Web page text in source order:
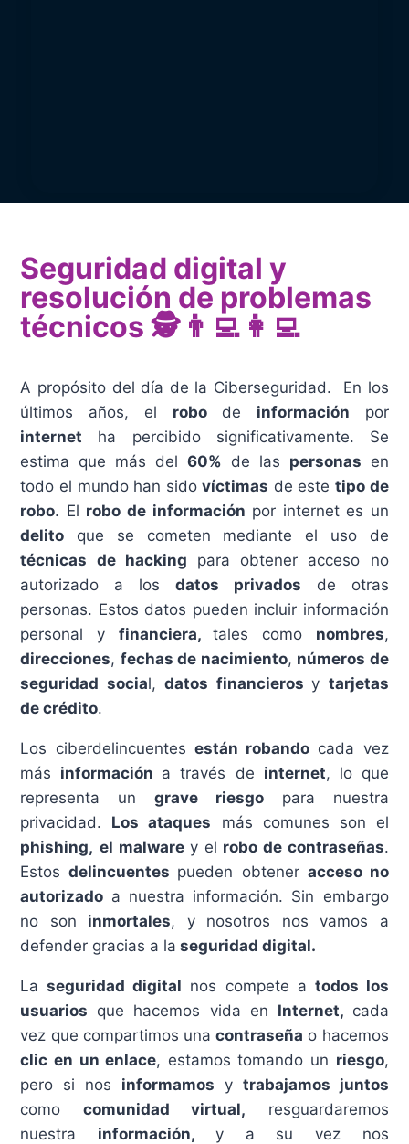
Seguridad digital y
resolución de problemas
técnicos 🕵️ 👨‍💻 👩‍💻
A propósito del día de la Ciberseguridad. En los
últimos años, el robode información por
internet ha percibido significativamente. Se
estima que más del 60% de las personas en
todo el mundo han sidovíctimas de estetipo de
robo. El robo de información por internet es un
delito que se cometen mediante el uso de
técnicas de hacking para obtener acceso no
autorizado a los datos privados de otras
personas. Estos datos pueden incluir información
personal y financiera,tales como nombres,
direcciones, fechas de nacimiento, números de
seguridad social,datos financierosy tarjetas
de crédito.
Los ciberdelincuentes están robando cada vez
más información a través de internet, lo que
representa ungrave riesgopara nuestra
privacidad. Los ataques más comunes son el
phishing, el malwarey el robo de contraseñas.
Estosdelincuentes pueden obtener acceso no
autorizado a nuestra información. Sin embargo
no son inmortales, y nosotros nos vamos a
defender gracias a la seguridad digital.
Laseguridad digital nos compete a todos los
usuarios que hacemos vida en Internet, cada
vez que compartimos unacontraseña o hacemos
clic en un enlace, estamos tomando un riesgo,
pero si nos informamos y trabajamos juntos
como comunidad virtual, resguardaremos
nuestra información, y a su vez nos